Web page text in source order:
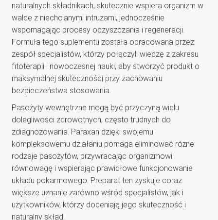
naturalnych składnikach, skutecznie wspiera organizm w
walce z niechcianymi intruzami, jednocześnie
wspomagając procesy oczyszczania i regeneracji.
Formuła tego suplementu została opracowana przez
zespół specjalistów, którzy połączyli wiedzę z zakresu
fitoterapii i nowoczesnej nauki, aby stworzyć produkt o
maksymalnej skuteczności przy zachowaniu
bezpieczeństwa stosowania.
Pasożyty wewnętrzne mogą być przyczyną wielu
dolegliwości zdrowotnych, często trudnych do
zdiagnozowania. Paraxan dzięki swojemu
kompleksowemu działaniu pomaga eliminować różne
rodzaje pasożytów, przywracając organizmowi
równowagę i wspierając prawidłowe funkcjonowanie
układu pokarmowego. Preparat ten zyskuje coraz
większe uznanie zarówno wśród specjalistów, jak i
użytkowników, którzy doceniają jego skuteczność i
naturalny skład.